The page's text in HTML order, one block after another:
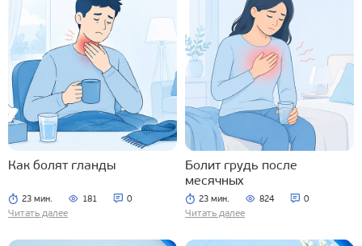
Как болят гланды
23 мин. 181 0
Читать далее
Болит грудь после
месячных
23 мин. 824 0
Читать далее